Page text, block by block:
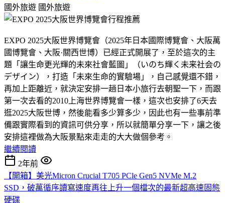
國外旅遊 國外旅遊
EXPO 2025大阪世界博覽會（2025年日本國際博覽會、大阪萬
國博覽會、大阪·關西世博）已經正式開展了，至於這次的主
題「讓生命更光輝的未來社會藍圖」（いのち輝く未来社会の
デザイン），打造「未來生命的實驗場」，自己感覺還不錯，
再加上距離近，就決定安排一趟日本小旅行去朝聖一下，而跟
第一次去看的2010上海世界博覽會一樣，這次也安排了6天去
逛2025大阪世博，然後能看多少算多少，因此也有一些事前準
備跟實際看到的資訊可供分享，所以就簡單分享一下，讓之後
安排這裡做為大阪景點來走走的大大做個參考。
繼續閱讀
2年前
【開箱】美光Micron Crucial T705 PCle Gen5 NVMe M.2
SSD，破萬循序讀寫速度再往上升一個檔次的最新超高速固態
硬碟